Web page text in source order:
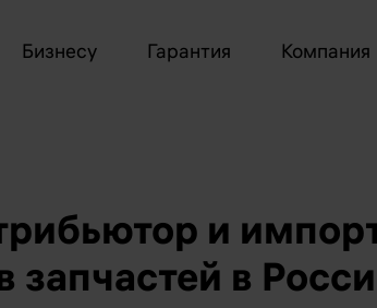
Бизнесу Гарантия Компания
и
в